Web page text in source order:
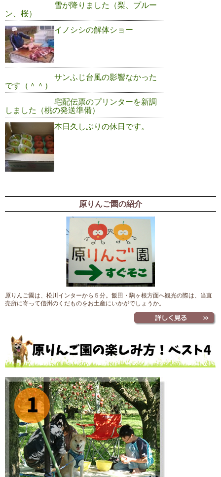
雪が降りました（梨、プルー
ン、桜）
イノシシの解体ショー
サンふじ台風の影響なかった
です（＾＾）
宅配伝票のプリンターを新調
しました（桃の発送準備）
本日久しぶりの休日です。
原りんご園の紹介
原りんご園は、松川インターから５分。飯田・駒ヶ根方面へ観光の際は、当直
売所に寄って信州のくだものをお土産にいかがでしょうか。